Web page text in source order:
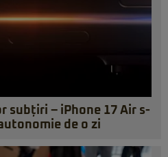
subțiri – iPhone 17 Air s-
de o zi